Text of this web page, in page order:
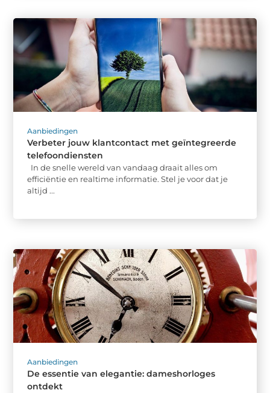
Aanbiedingen
Verbeter jouw klantcontact met geïntegreerde
telefoondiensten
In de snelle wereld van vandaag draait alles om
efficiëntie en realtime informatie. Stel je voor dat je
altijd ...
Aanbiedingen
De essentie van elegantie: dameshorloges
ontdekt